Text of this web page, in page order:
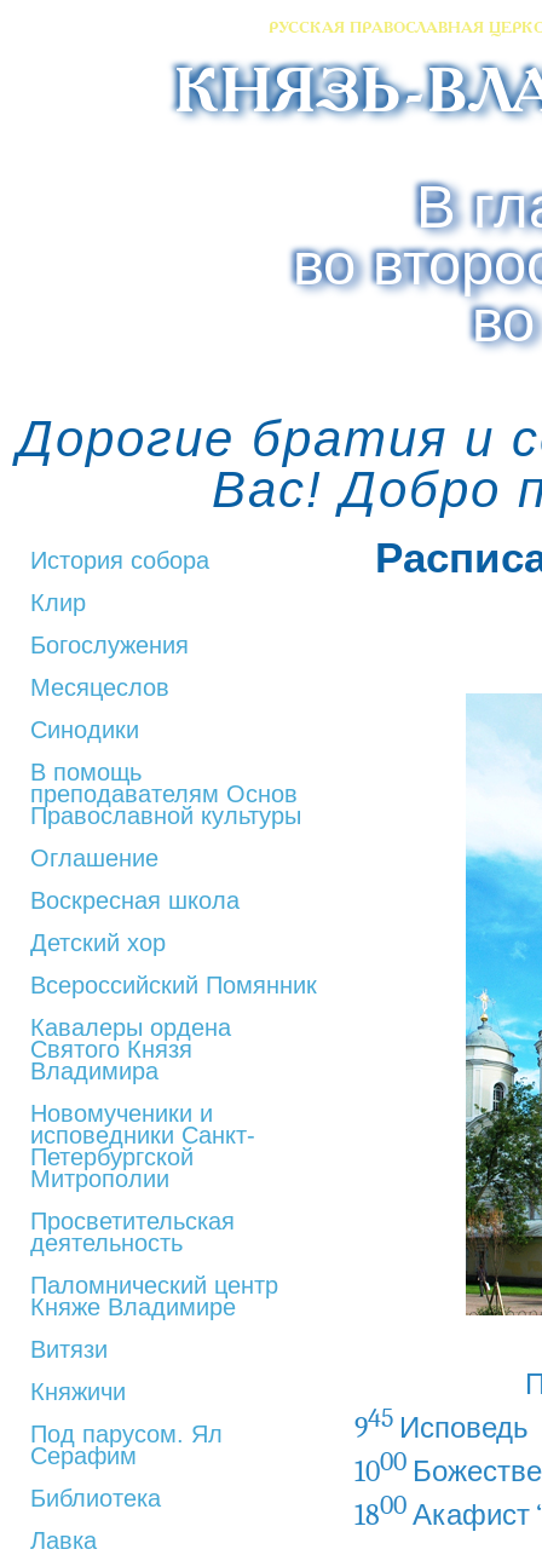
РУССКАЯ ПРАВОСЛАВНАЯ
КНЯЗЬ-
В
во
Дорогие братия и
Вас! Добро
История собора
Клир
Богослужения
Месяцеслов
Синодики
В помощь
преподавателям Основ
Православной культуры
Оглашение
Воскресная школа
Детский хор
Всероссийский Помянник
Кавалеры ордена
Святого Князя
Владимира
Новомученики и
исповедники Санкт-
Петербургской
Митрополии
Просветительская
деятельность
Паломнический центр
Княже Владимире
Витязи
Княжичи
Под парусом. Ял
Серафим
Библиотека
Лавка
945Исповедь
1000
1800Акафист